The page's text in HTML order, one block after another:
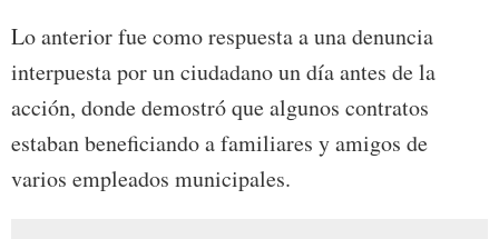
Lo anterior fue como respuesta a una denuncia
interpuesta por un ciudadano un día antes de la
acción, donde demostró que algunos contratos
estaban beneficiando a familiares y amigos de
varios empleados municipales.